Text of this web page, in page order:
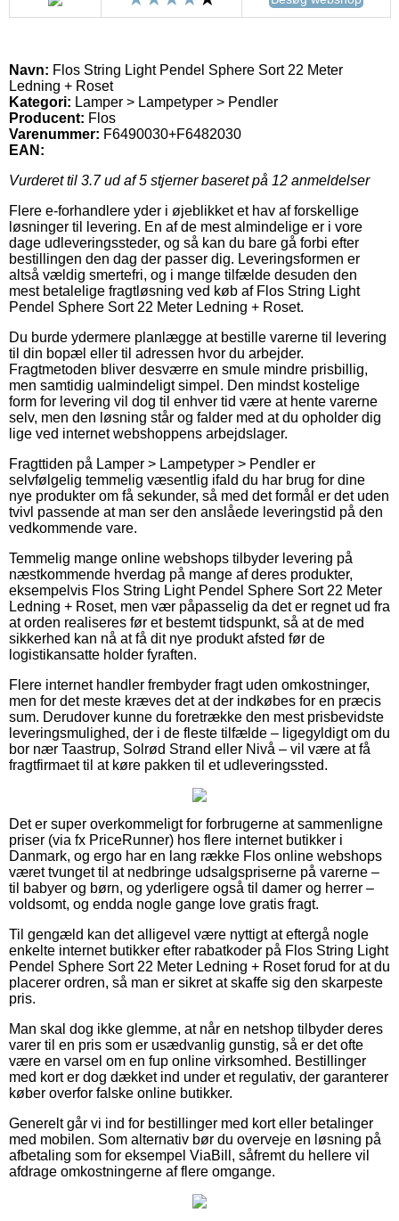
Navn: Flos String Light Pendel Sphere Sort 22 Meter
Ledning + Roset
Kategori: Lamper > Lampetyper > Pendler
Producent: Flos
Varenummer: F6490030+F6482030
EAN:
Vurderet til 3.7ud af 5 stjerner baseret på 12 anmeldelser
Flere e-forhandlere yder i øjeblikket et hav af forskellige
løsninger til levering. En af de mest almindelige er i vore
dage udleveringssteder, og så kan du bare gå forbi efter
bestillingen den dag der passer dig. Leveringsformen er
altså vældig smertefri, og i mange tilfælde desuden den
mest betalelige fragtløsning ved køb af Flos String Light
Pendel Sphere Sort 22 Meter Ledning + Roset.
Du burde ydermere planlægge at bestille varerne til levering
til din bopæl eller til adressen hvor du arbejder.
Fragtmetoden bliver desværre en smule mindre prisbillig,
men samtidig ualmindeligt simpel. Den mindst kostelige
form for levering vil dog til enhver tid være at hente varerne
selv, men den løsning står og falder med at du opholder dig
lige ved internet webshoppens arbejdslager.
Fragttiden på Lamper > Lampetyper > Pendler er
selvfølgelig temmelig væsentlig ifald du har brug for dine
nye produkter om få sekunder, så med det formål er det uden
tvivl passende at man ser den anslåede leveringstid på den
vedkommende vare.
Temmelig mange online webshops tilbyder levering på
næstkommende hverdag på mange af deres produkter,
eksempelvis Flos String Light Pendel Sphere Sort 22 Meter
Ledning + Roset, men vær påpasselig da det er regnet ud fra
at orden realiseres før et bestemt tidspunkt, så at de med
sikkerhed kan nå at få dit nye produkt afsted før de
logistikansatte holder fyraften.
Flere internet handler frembyder fragt uden omkostninger,
men for det meste kræves det at der indkøbes for en præcis
sum. Derudover kunne du foretrække den mest prisbevidste
leveringsmulighed, der i de fleste tilfælde – ligegyldigt om du
bor nær Taastrup, Solrød Strand eller Nivå – vil være at få
fragtfirmaet til at køre pakken til et udleveringssted.
Det er super overkommeligt for forbrugerne at sammenligne
priser (via fx PriceRunner) hos flere internet butikker i
Danmark, og ergo har en lang række Flos online webshops
været tvunget til at nedbringe udsalgspriserne på varerne –
til babyer og børn, og yderligere også til damer og herrer –
voldsomt, og endda nogle gange love gratis fragt.
Til gengæld kan det alligevel være nyttigt at eftergå nogle
enkelte internet butikker efter rabatkoder på Flos String Light
Pendel Sphere Sort 22 Meter Ledning + Roset forud for at du
placerer ordren, så man er sikret at skaffe sig den skarpeste
pris.
Man skal dog ikke glemme, at når en netshop tilbyder deres
varer til en pris som er usædvanlig gunstig, så er det ofte
være en varsel om en fup online virksomhed. Bestillinger
med kort er dog dækket ind under et regulativ, der garanterer
køber overfor falske online butikker.
Generelt går vi ind for bestillinger med kort eller betalinger
med mobilen. Som alternativ bør du overveje en løsning på
afbetaling som for eksempel ViaBill, såfremt du hellere vil
afdrage omkostningerne af flere omgange.